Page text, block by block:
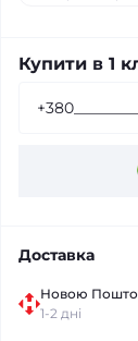
Купити в 1
Доставка
Новою
1-2 дні